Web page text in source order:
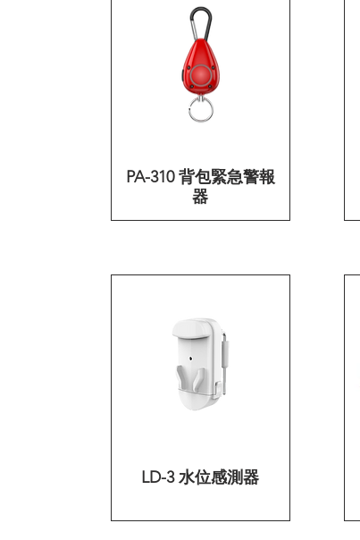
快速瀏覽
PA-310 背包緊急警報
器
快速瀏覽
LD-3 水位感測器